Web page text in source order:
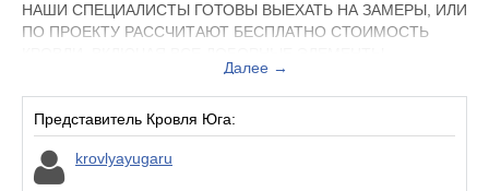
НАШИ СПЕЦИАЛИСТЫ ГОТОВЫ ВЫЕХАТЬ НА ЗАМЕРЫ, ИЛИ
ПО ПРОЕКТУ РАССЧИТАЮТ БЕСПЛАТНО СТОИМОСТЬ
ПОМОГУТ ПОДОБРАТЬ НУЖНОЕ ВАМ КРОВЕЛЬНОЕ
ПОКРЫТИЕ.
ЕСЛИ ВАМ ПОНАДОБИТСЯ МОНТАЖ КРОВЛИ В РОСТОВЕ-
НА-ДОНУ, ТО МЫ ГОТОВЫ РЕАЛИЗОВАТЬ ЕГО В КОРОТКИЕ
СРОКИ ПО ДОСТУПНЫМ ЦЕНАМ.
НАШИ СПЕЦИАЛИСТЫ ОПЫТНЫ И ВЫПОЛНЯЮТ
Далее →
Представитель Кровля Юга:
krovlyayugaru